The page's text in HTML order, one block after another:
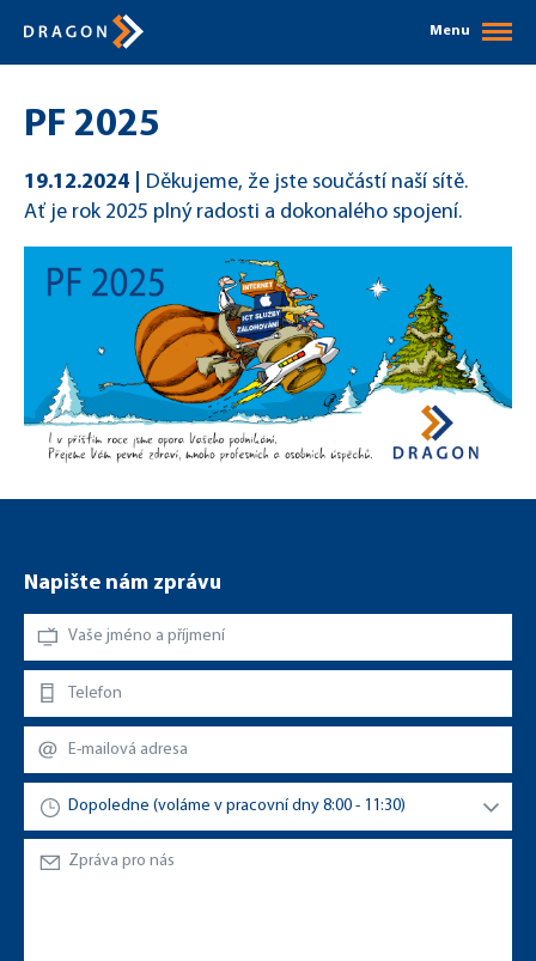
Menu
PF 2025
19.12.2024
Děkujeme, že jste součástí naší sítě.
Ať je rok 2025 plný radosti a dokonalého spojení.
Napište nám zprávu